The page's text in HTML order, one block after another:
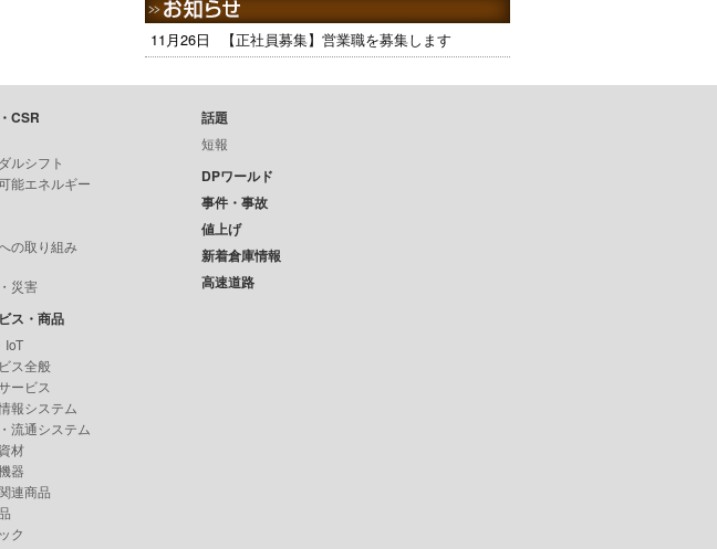
11月26日 【正社員募集】営業職を募集します
CSR
ルシフト
能エネルギー
の取り組み
災害
ス・商品
IoT
ス全般
ービス
報システム
流通システム
材
器
連商品
ク
話題
短報
DPワールド
事件・事故
値上げ
新着倉庫情報
高速道路